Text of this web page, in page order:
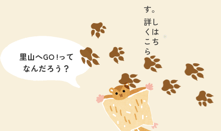
す。
詳し
くは
こち
ら
里山へGO !って
なんだろう？